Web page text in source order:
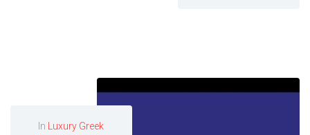
In Luxury Greek